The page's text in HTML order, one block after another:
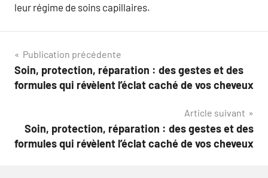
leur régime de soins capillaires.
Navigation
de
Publication précédente
Soin, protection, réparation : des gestes et des
formules qui révèlent l’éclat caché de vos cheveux
Article suivant
Soin, protection, réparation : des gestes et des
formules qui révèlent l’éclat caché de vos cheveux